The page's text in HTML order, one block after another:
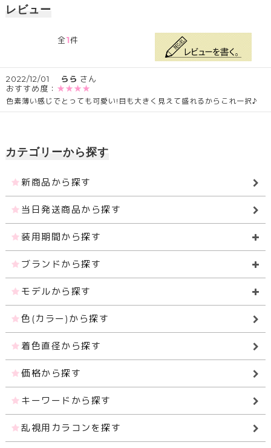
レビュー
全1件
2022/12/01 らら さん
おすすめ度： ★★★★
色素薄い感じでとっても可愛い!目も大きく見えて盛れるからこれ一択♪
カテゴリーから探す
新商品から探す
当日発送商品から探す
装用期間から探す
ブランドから探す
モデルから探す
色(カラー)から探す
着色直径から探す
価格から探す
キーワードから探す
乱視用カラコンを探す